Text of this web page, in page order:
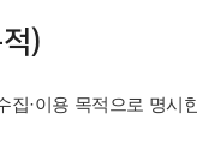
)
·이용 목적으로 명